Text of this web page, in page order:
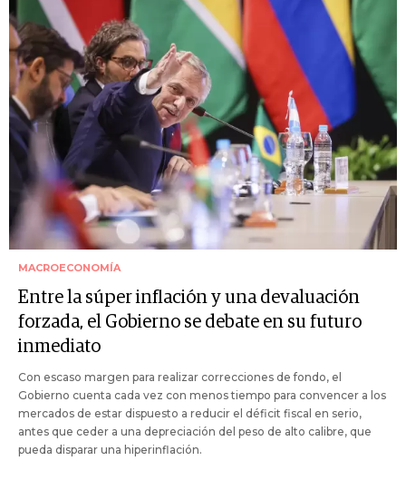
MACROECONOMÍA
Entre la súper inflación y una devaluación
forzada, el Gobierno se debate en su futuro
inmediato
Con escaso margen para realizar correcciones de fondo, el
Gobierno cuenta cada vez con menos tiempo para convencer a los
mercados de estar dispuesto a reducir el déficit fiscal en serio,
antes que ceder a una depreciación del peso de alto calibre, que
pueda disparar una hiperinflación.